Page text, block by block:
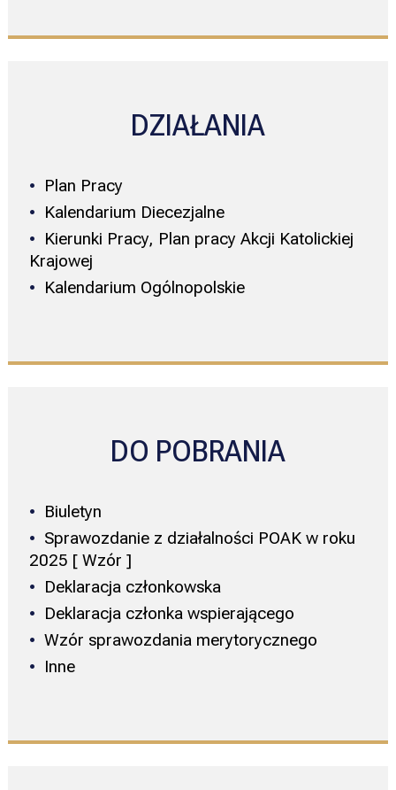
DZIAŁANIA
Plan Pracy
Kalendarium Diecezjalne
Kierunki Pracy, Plan pracy Akcji Katolickiej
Krajowej
Kalendarium Ogólnopolskie
DO POBRANIA
Biuletyn
Sprawozdanie z działalności POAK w roku
2025 [ Wzór ]
Deklaracja członkowska
Deklaracja członka wspierającego
Wzór sprawozdania merytorycznego
Inne